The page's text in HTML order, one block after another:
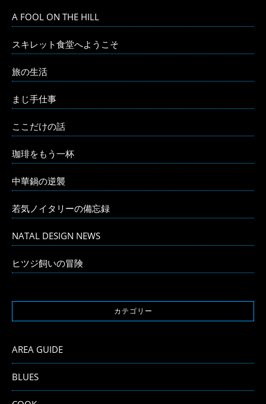
A FOOL ON THE HILL
スキレット食堂へようこそ
旅の生活
まじ手仕事
ここだけの話
珈琲をもう一杯
中華鍋の逆襲
若気ノイタリーの備忘録
NATAL DESIGN NEWS
ヒツジ飼いの冒険
カテゴリー
AREA GUIDE
BLUES